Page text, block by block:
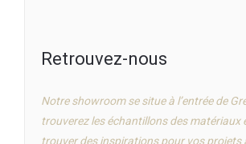
Retrouvez-nous
Notre showroom se situe à l’entrée de
trouverez les échantillons des matériaux
trouver des inspirations pour vos projets